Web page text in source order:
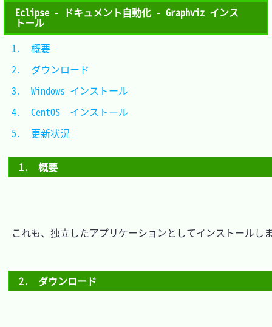
Eclipse - ドキュメント自動化 - Graphviz インス
トール
1.　概要
これも、独立したアプリケーションとしてインストールし
2.　ダウンロード